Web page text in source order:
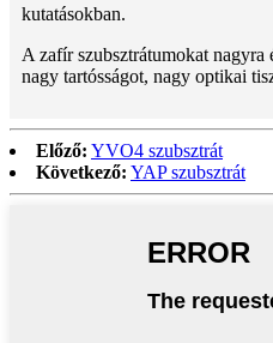
kutatásokban.
A zafír szubsztrátumokat
nagy tartósságot, nagy optikai
Előző: YVO4 szubsztrát
Következő: YAP szubsztrát